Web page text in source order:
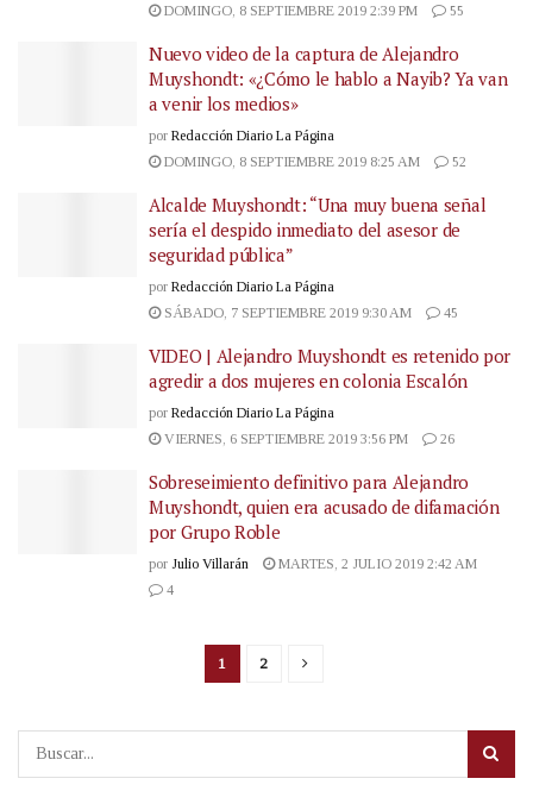
DOMINGO, 8 SEPTIEMBRE 2019 2:39 PM
55
Nuevo video de la captura de Alejandro
Muyshondt: «¿Cómo le hablo a Nayib? Ya van
a venir los medios»
por Redacción Diario La Página
DOMINGO, 8 SEPTIEMBRE 2019 8:25 AM
52
Alcalde Muyshondt: “Una muy buena señal
sería el despido inmediato del asesor de
seguridad pública”
por Redacción Diario La Página
SÁBADO, 7 SEPTIEMBRE 2019 9:30 AM
45
VIDEO | Alejandro Muyshondt es retenido por
agredir a dos mujeres en colonia Escalón
por Redacción Diario La Página
VIERNES, 6 SEPTIEMBRE 2019 3:56 PM
26
Sobreseimiento definitivo para Alejandro
Muyshondt, quien era acusado de difamación
por Grupo Roble
por Julio Villarán
MARTES, 2 JULIO 2019 2:42 AM
4
1 2